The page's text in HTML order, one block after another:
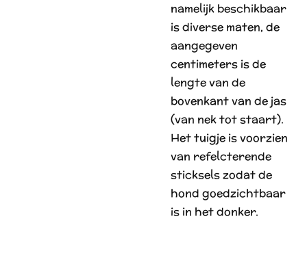
namelijk beschikbaar
is diverse maten, de
aangegeven
centimeters is de
lengte van de
bovenkant van de jas
(van nek tot staart).
Het tuigje is voorzien
van refelcterende
sticksels zodat de
hond goedzichtbaar
is in het donker.